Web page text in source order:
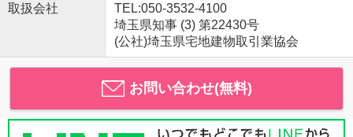
取扱会社
TEL:050-3532-4100
埼玉県知事 (3) 第22430号
(公社)埼玉県宅地建物取引業協会
お問い合わせ(無料)